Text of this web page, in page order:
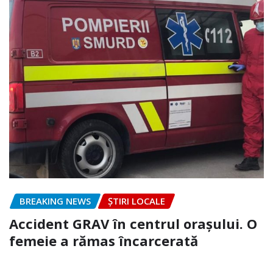
BREAKING NEWS ȘTIRI LOCALE
Accident GRAV în centrul orașului. O
femeie a rămas încarcerată